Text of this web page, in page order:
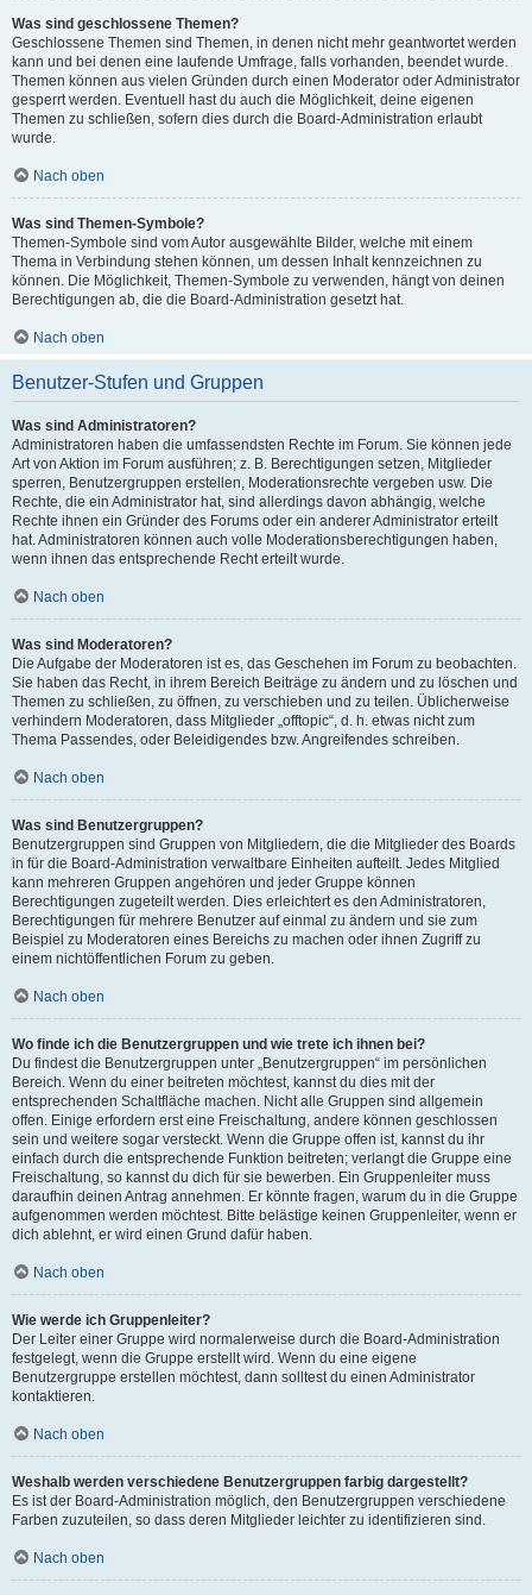
Was sind geschlossene Themen?
Geschlossene Themen sind Themen, in denen nicht mehr geantwortet werden
kann und bei denen eine laufende Umfrage, falls vorhanden, beendet wurde.
Themen können aus vielen Gründen durch einen Moderator oder Administrator
gesperrt werden. Eventuell hast du auch die Möglichkeit, deine eigenen
Themen zu schließen, sofern dies durch die Board-Administration erlaubt
wurde.
Nach oben
Was sind Themen-Symbole?
Themen-Symbole sind vom Autor ausgewählte Bilder, welche mit einem
Thema in Verbindung stehen können, um dessen Inhalt kennzeichnen zu
können. Die Möglichkeit, Themen-Symbole zu verwenden, hängt von deinen
Berechtigungen ab, die die Board-Administration gesetzt hat.
Nach oben
Benutzer-Stufen und Gruppen
Was sind Administratoren?
Administratoren haben die umfassendsten Rechte im Forum. Sie können jede
Art von Aktion im Forum ausführen; z. B. Berechtigungen setzen, Mitglieder
sperren, Benutzergruppen erstellen, Moderationsrechte vergeben usw. Die
Rechte, die ein Administrator hat, sind allerdings davon abhängig, welche
Rechte ihnen ein Gründer des Forums oder ein anderer Administrator erteilt
hat. Administratoren können auch volle Moderationsberechtigungen haben,
wenn ihnen das entsprechende Recht erteilt wurde.
Nach oben
Was sind Moderatoren?
Die Aufgabe der Moderatoren ist es, das Geschehen im Forum zu beobachten.
Sie haben das Recht, in ihrem Bereich Beiträge zu ändern und zu löschen und
Themen zu schließen, zu öffnen, zu verschieben und zu teilen. Üblicherweise
verhindern Moderatoren, dass Mitglieder „offtopic“, d. h. etwas nicht zum
Thema Passendes, oder Beleidigendes bzw. Angreifendes schreiben.
Nach oben
Was sind Benutzergruppen?
Benutzergruppen sind Gruppen von Mitgliedern, die die Mitglieder des Boards
in für die Board-Administration verwaltbare Einheiten aufteilt. Jedes Mitglied
kann mehreren Gruppen angehören und jeder Gruppe können
Berechtigungen zugeteilt werden. Dies erleichtert es den Administratoren,
Berechtigungen für mehrere Benutzer auf einmal zu ändern und sie zum
Beispiel zu Moderatoren eines Bereichs zu machen oder ihnen Zugriff zu
einem nichtöffentlichen Forum zu geben.
Nach oben
Wo finde ich die Benutzergruppen und wie trete ich ihnen bei?
Du findest die Benutzergruppen unter „Benutzergruppen“ im persönlichen
Bereich. Wenn du einer beitreten möchtest, kannst du dies mit der
entsprechenden Schaltfläche machen. Nicht alle Gruppen sind allgemein
offen. Einige erfordern erst eine Freischaltung, andere können geschlossen
sein und weitere sogar versteckt. Wenn die Gruppe offen ist, kannst du ihr
einfach durch die entsprechende Funktion beitreten; verlangt die Gruppe eine
Freischaltung, so kannst du dich für sie bewerben. Ein Gruppenleiter muss
daraufhin deinen Antrag annehmen. Er könnte fragen, warum du in die Gruppe
aufgenommen werden möchtest. Bitte belästige keinen Gruppenleiter, wenn er
dich ablehnt, er wird einen Grund dafür haben.
Nach oben
Wie werde ich Gruppenleiter?
Der Leiter einer Gruppe wird normalerweise durch die Board-Administration
festgelegt, wenn die Gruppe erstellt wird. Wenn du eine eigene
Benutzergruppe erstellen möchtest, dann solltest du einen Administrator
kontaktieren.
Nach oben
Weshalb werden verschiedene Benutzergruppen farbig dargestellt?
Es ist der Board-Administration möglich, den Benutzergruppen verschiedene
Farben zuzuteilen, so dass deren Mitglieder leichter zu identifizieren sind.
Nach oben